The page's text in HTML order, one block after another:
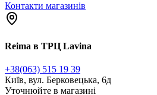
Контакти магазинів
Reima в ТРЦ Lavina
+38(063) 515 19 39
Київ, вул. Берковецька, 6д
Уточнюйте в магазині